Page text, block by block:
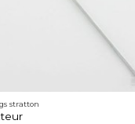
stratton